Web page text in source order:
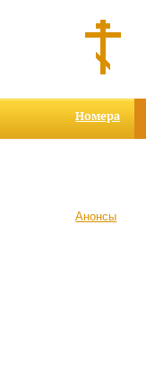
Номера
Анонсы